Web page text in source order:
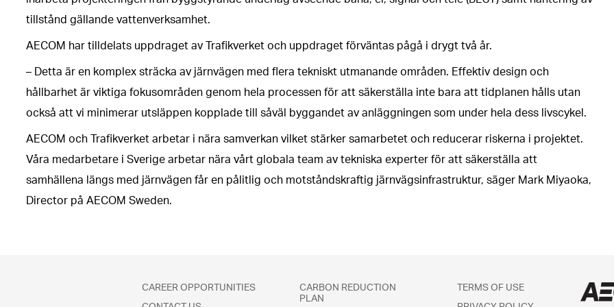
tillstånd gällande vattenverksamhet.
AECOM har tilldelats uppdraget av Trafikverket och uppdraget förväntas pågå i drygt två år.
– Detta är en komplex sträcka av järnvägen med flera tekniskt utmanande områden. Effektiv design och
hållbarhet är viktiga fokusområden genom hela processen för att säkerställa inte bara att tidplanen hålls utan
också att vi minimerar utsläppen kopplade till såväl byggandet av anläggningen som under hela dess livscykel.
AECOM och Trafikverket arbetar i nära samverkan vilket stärker samarbetet och reducerar riskerna i projektet.
Våra medarbetare i Sverige arbetar nära vårt globala team av tekniska experter för att säkerställa att
samhällena längs med järnvägen får en pålitlig och motståndskraftig järnvägsinfrastruktur, säger Mark Miyaoka,
Director på AECOM Sweden.
CAREER OPPORTUNITIES
CARBON REDUCTION
PLAN
TERMS OF USE